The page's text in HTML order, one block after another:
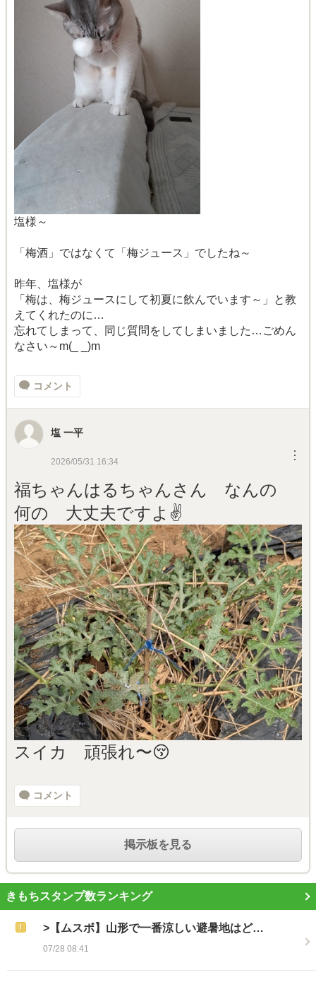
塩様～
「梅酒」ではなくて「梅ジュース」でしたね～
昨年、塩様が
「梅は、梅ジュースにして初夏に飲んでいます～」と教
えてくれたのに…
忘れてしまって、同じ質問をしてしまいました…ごめん
なさい～m(_ _)m
コメント
塩 一平
2026/05/31 16:34 ︙
福ちゃんはるちゃんさん なんの
何の 大丈夫ですよ✌️
スイカ 頑張れ〜😚
コメント
掲示板を見る
きもちスタンプ数ランキング
>【ムスボ】山形で一番涼しい避暑地はど…
07/28 08:41